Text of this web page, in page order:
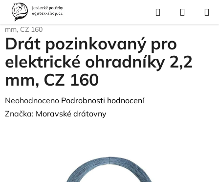
Přejít
obsah
Hledat
KOŠÍK
Domů
Vybavení stáje
mm, CZ 160
Drát pozinkovaný pro
elektrické ohradníky 2,2
mm, CZ 160
Průměrné
hodnocení
Neohodnoceno Podrobnosti hodnocení
Značka: Moravské drátovny